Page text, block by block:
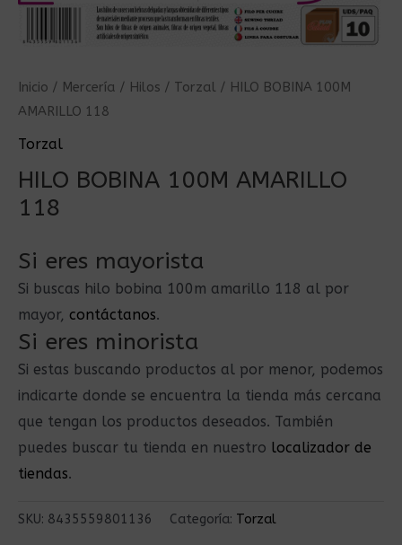
Inicio / Mercería / Hilos / Torzal / HILO BOBINA 100M
AMARILLO 118
Torzal
HILO BOBINA 100M AMARILLO
118
Si eres mayorista
Si buscas hilo bobina 100m amarillo 118 al por
mayor, contáctanos.
Si eres minorista
Si estas buscando productos al por menor, podemos
indicarte donde se encuentra la tienda más cercana
que tengan los productos deseados. También
puedes buscar tu tienda en nuestro localizador de
tiendas.
SKU: 8435559801136 Categoría: Torzal